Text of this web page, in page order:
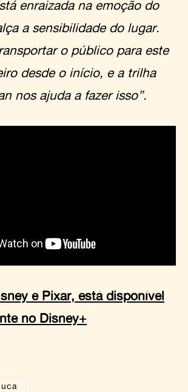
enraizada na emoção do
a sensibilidade do lugar.
o público para este
desde o início, e a trilha
nos ajuda a fazer isso”.
e Pixar, está disponível
no Disney+